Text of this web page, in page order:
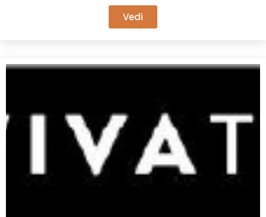
Vedi